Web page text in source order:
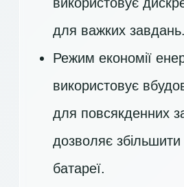
для важких завдань.
Режим економії
використовує
для повсякденних
дозволяє збільшити
батареї.